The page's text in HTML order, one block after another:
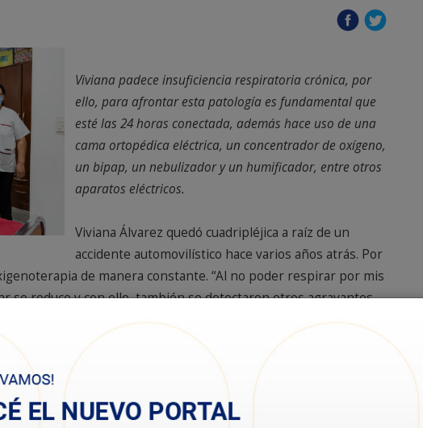
Viviana padece insuficiencia respiratoria crónica, por
ello, para afrontar esta patología es fundamental que
esté las 24 horas conectada, además hace uso de una
cama ortopédica eléctrica, un concentrador de oxígeno,
un bipap, un nebulizador y un humificador, entre otros
aparatos eléctricos.
Viviana Álvarez quedó cuadripléjica a raíz de un
accidente automovilístico hace varios años atrás. Por
de manera constante. “Al no poder respirar por mis
se reduce y con ello, también se detectaron otros agravantes
aparatos eléctricos que son imprescindibles para mi
en barrio Moure.
que, “mi lucha comenzó de manera individual, presentando la
hace un tiempo atrás. A medida que fue avanzando